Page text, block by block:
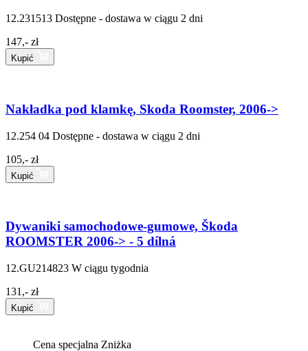
12.231513 Dostępne - dostawa w ciągu 2 dni
147,- zł
Kupić
Nakładka pod klamkę, Skoda Roomster, 2006->
12.254 04 Dostępne - dostawa w ciągu 2 dni
105,- zł
Kupić
Dywaniki samochodowe-gumowe, Škoda
ROOMSTER 2006-> - 5 dílná
12.GU214823 W ciągu tygodnia
131,- zł
Kupić
Cena specjalna Zniżka